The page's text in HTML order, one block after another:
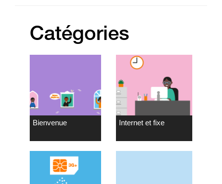
Catégories
Bienvenue Internet et fixe